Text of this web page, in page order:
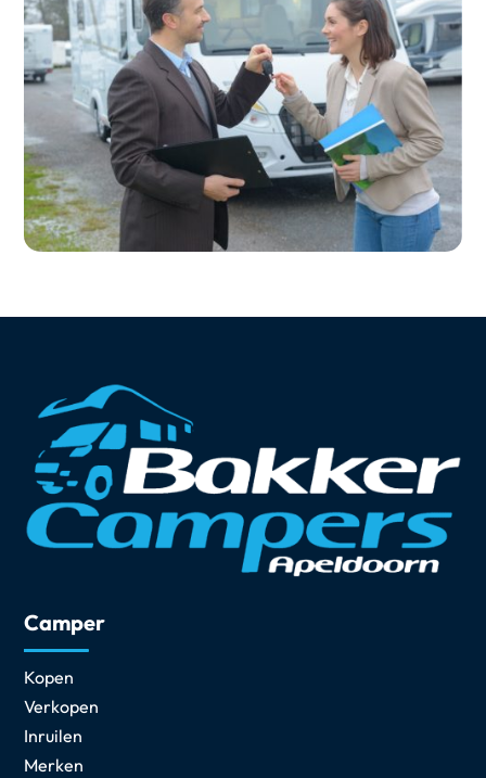
Camper
Kopen
Verkopen
Inruilen
Merken